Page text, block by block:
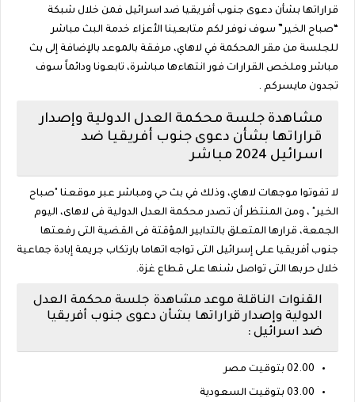
قراراتها بشأن دعوى جنوب أفريقيا ضد اسرائيل فمن خلال شبكة
“صباح الخير” سوف نوفر لكم متابعينا الأعزاء خدمة البث مباشر
للجلسة من مقر المحكمة في لاهاي، مرفقة بالموعد بالإضافة إلى بث
مباشر وملخص القرارات فور انتهاءها مباشرة، تابعونا ودائماً سوف
تجدون مايسركم .
مشاهدة جلسة محكمة العدل الدولية وإصدار
قراراتها بشأن دعوى جنوب أفريقيا ضد
اسرائيل 2024 مباشر
لا تفوتوا موجهات لاهاي، وذلك في بث حي ومباشر عبر موقعنا "صباح
الخير" ، ومن المنتظر أن تصدر محكمة العدل الدولية فى لاهاى، اليوم
الجمعة، قرارها المتعلق بالتدابير المؤقتة فى القضية التى رفعتها
جنوب أفريقيا على إسرائيل التى تواجه اتهاما بارتكاب جريمة إبادة جماعية
خلال حربها التى تواصل شنها على قطاع غزة.
القنوات الناقلة موعد مشاهدة جلسة محكمة العدل
الدولية وإصدار قراراتها بشأن دعوى جنوب أفريقيا
ضد اسرائيل :
02.00 بتوقيت مصر
03.00 بتوقيت السعودية